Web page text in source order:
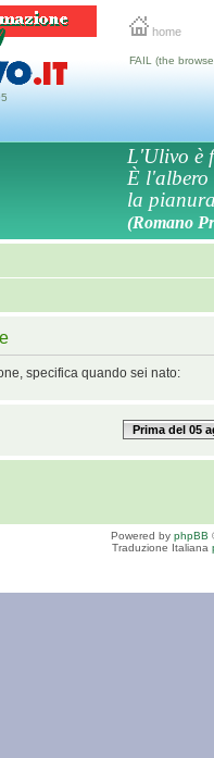
home
FAIL (the
L'Ulivo è
È l'albero
la
(Romano
specifica quando sei nato:
Prima del 05
Powered by phpBB
Traduzione Italiana